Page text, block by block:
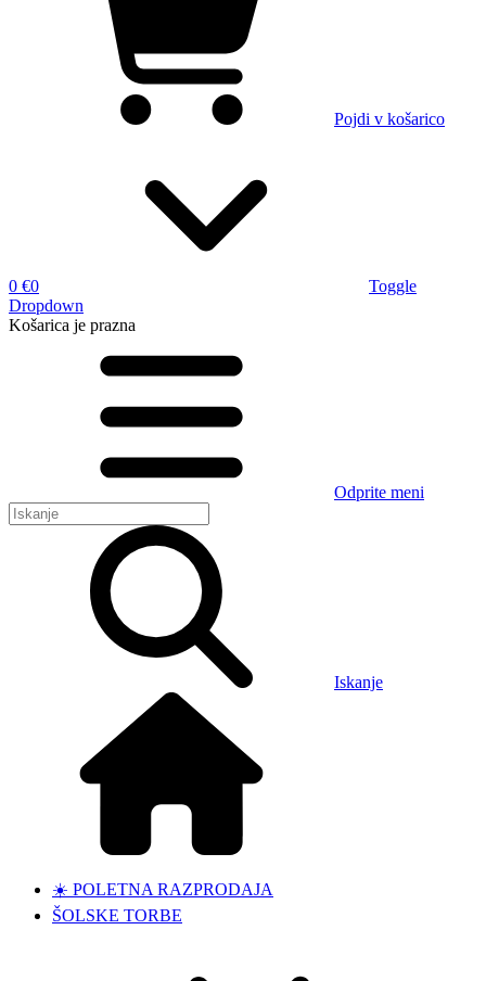
Pojdi v košarico
0 €0
Toggle
Dropdown
Košarica je prazna
Odprite meni
Iskanje
☀️ POLETNA RAZPRODAJA
ŠOLSKE TORBE